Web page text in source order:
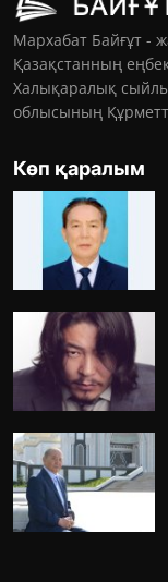
Мархабат Байғұт -
Қазақстанның
Халықаралық
облысының
Көп қаралым